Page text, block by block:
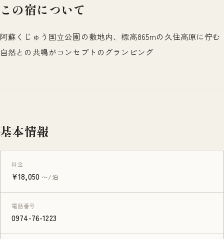
この宿について
阿蘇くじゅう国立公園の敷地内、標高865mの久住高原に佇む
自然との共鳴がコンセプトのグランピング
基本情報
料金
¥18,050 〜/泊
電話番号
0974-76-1223